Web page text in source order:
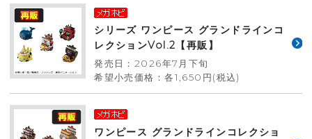
シリーズ ワンピース グランドラインコ
レクションVol.2【再販】
発売日：2026年7月下旬
希望小売価格：各1,650円(税込)
ワンピース グランドラインコレクショ